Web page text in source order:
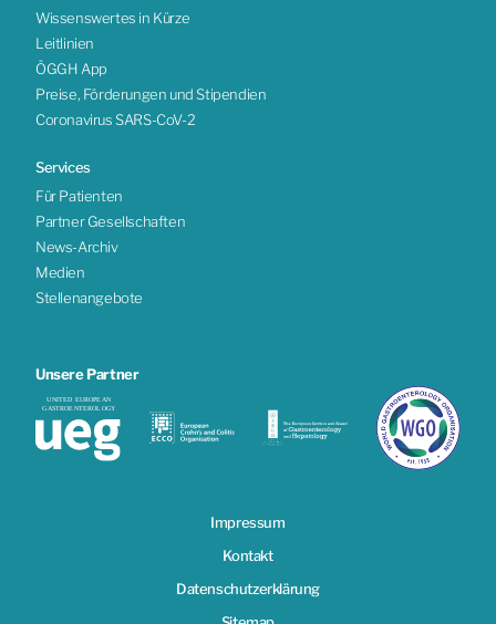
Wissenswertes in Kürze
Leitlinien
ÖGGH App
Preise, Förderungen und Stipendien
Coronavirus SARS-CoV-2
Services
Für Patienten
Partner Gesellschaften
News-Archiv
Medien
Stellenangebote
Unsere Partner
Impressum
Kontakt
Datenschutzerklärung